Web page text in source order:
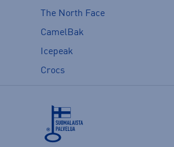
The North Face
CamelBak
Icepeak
Crocs